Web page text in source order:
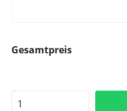
Gesamtpreis